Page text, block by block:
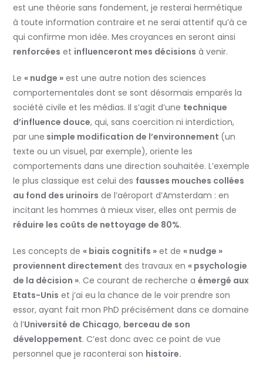
est une théorie sans fondement, je resterai hermétique
à toute information contraire et ne serai attentif qu’à ce
qui confirme mon idée. Mes croyances en seront ainsi
renforcées et influenceront mes décisions à venir.
Le« nudge » est une autre notion des sciences
comportementales dont se sont désormais emparés la
société civile et les médias. Il s’agit d’une technique
d’influence douce, qui, sans coercition ni interdiction,
par une simple modification de l’environnement (un
texte ou un visuel, par exemple), oriente les
comportements dans une direction souhaitée. L’exemple
le plus classique est celui des fausses mouches collées
au fond des urinoirs de l’aéroport d’Amsterdam : en
incitant les hommes à mieux viser, elles ont permis de
réduire les coûts de nettoyage de 80%.
Les concepts de« biais cognitifs » et de« nudge »
proviennent directement des travaux en« psychologie
de la décision ». Ce courant de recherche aémergé aux
Etats-Unis et j’ai eu la chance de le voir prendre son
essor, ayant fait mon PhD précisément dans ce domaine
à l’Université de Chicago, berceau de son
développement. C’est donc avec ce point de vue
personnel que je raconterai son histoire.